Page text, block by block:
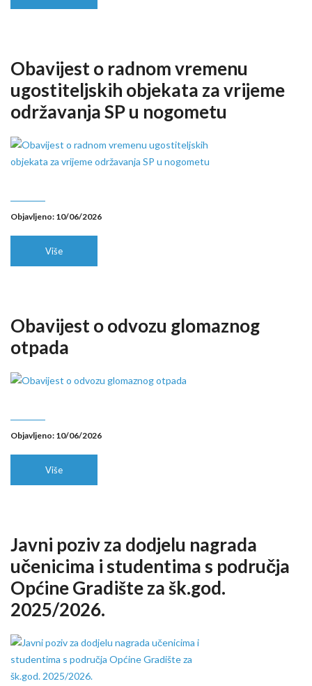
Obavijest o radnom vremenu
ugostiteljskih objekata za vrijeme
održavanja SP u nogometu
Objavljeno: 10/06/2026
Više
Obavijest o odvozu glomaznog
otpada
Objavljeno: 10/06/2026
Više
Javni poziv za dodjelu nagrada
učenicima i studentima s područja
Općine Gradište za šk.god.
2025/2026.